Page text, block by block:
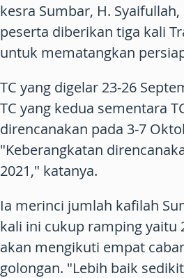
kesra Sumbar, H.
peserta diberikan tiga kali
untuk mematangkan
TC yang digelar 23-26
TC yang kedua sementara
direncanakan pada 3-7
"Keberangkatan
2021," katanya.
Ia merinci jumlah kafilah
kali ini cukup ramping yaitu
akan mengikuti empat
golongan. "Lebih baik